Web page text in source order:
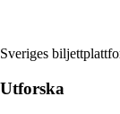
Sveriges
Utforska